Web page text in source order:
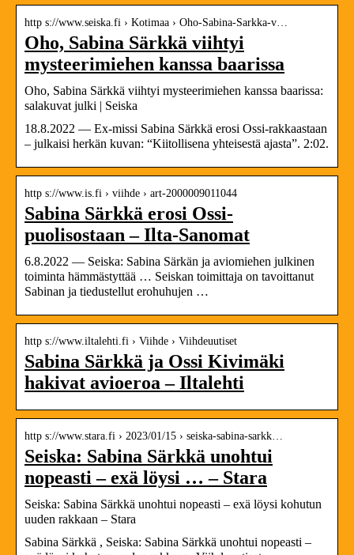
http s://www.seiska.fi › Kotimaa › Oho-Sabina-Sarkka-v…
Oho, Sabina Särkkä viihtyi
mysteerimiehen kanssa baarissa
Oho, Sabina Särkkä viihtyi mysteerimiehen kanssa baarissa:
salakuvat julki | Seiska
18.8.2022 — Ex-missi Sabina Särkkä erosi Ossi-rakkaastaan
– julkaisi herkän kuvan: “Kiitollisena yhteisestä ajasta”. 2:02.
http s://www.is.fi › viihde › art-2000009011044
Sabina Särkkä erosi Ossi-
puolisostaan – Ilta-Sanomat
6.8.2022 — Seiska: Sabina Särkän ja aviomiehen julkinen
toiminta hämmästyttää … Seiskan toimittaja on tavoittanut
Sabinan ja tiedustellut erohuhujen …
http s://www.iltalehti.fi › Viihde › Viihdeuutiset
Sabina Särkkä ja Ossi Kivimäki
hakivat avioeroa – Iltalehti
http s://www.stara.fi › 2023/01/15 › seiska-sabina-sarkk…
Seiska: Sabina Särkkä unohtui
nopeasti – exä löysi … – Stara
Seiska: Sabina Särkkä unohtui nopeasti – exä löysi kohutun
uuden rakkaan – Stara
Sabina Särkkä , Seiska: Sabina Särkkä unohtui nopeasti –